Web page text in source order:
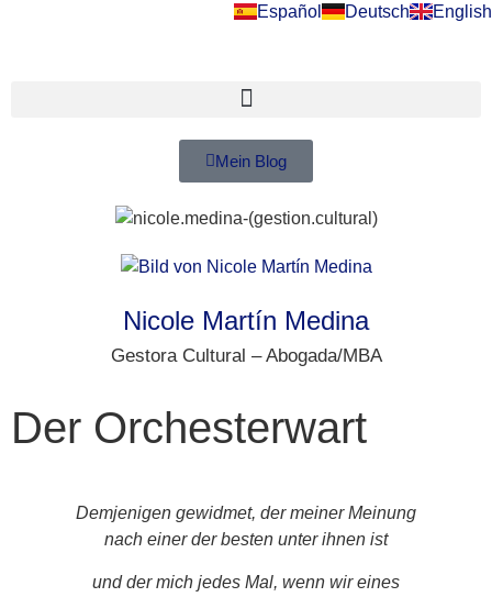
Español Deutsch English
Mein Blog
Nicole Martín Medina
Gestora Cultural – Abogada/MBA
Der Orchesterwart
Demjenigen gewidmet, der meiner Meinung
nach einer der besten unter ihnen ist
und der mich jedes Mal, wenn wir eines